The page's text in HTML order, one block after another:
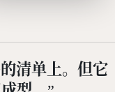
清单上。但它